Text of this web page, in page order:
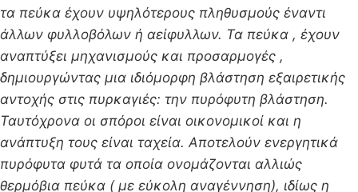
τα πεύκα έχουν υψηλότερους πληθυσμούς έναντι
άλλων φυλλοβόλων ή αείφυλλων. Τα πεύκα , έχουν
αναπτύξει μηχανισμούς και προσαρµογές ,
δηµιουργώντας µια ιδιόµορφη βλάστηση εξαιρετικής
αντοχής στις πυρκαγιές: την πυρόφυτη βλάστηση.
Ταυτόχρονα οι σπόροι είναι οικονομικοί και η
ανάπτυξη τους είναι ταχεία. Αποτελούν ενεργητικά
πυρόφυτα φυτά τα οποία ονομάζονται αλλιώς
θερµόβια πεύκα ( με εύκολη αναγέννηση), ιδίως η